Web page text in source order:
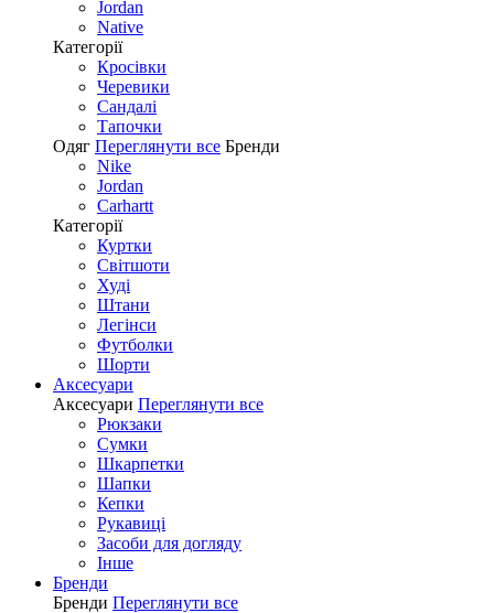
Jordan
Native
Категорії
Кросівки
Черевики
Сандалі
Tапочки
Одяг Переглянути все Бренди
Nike
Jordan
Carhartt
Категорії
Куртки
Світшоти
Худі
Штани
Легінси
Футболки
Шорти
Аксесуари
Аксесуари Переглянути все
Рюкзаки
Сумки
Шкарпетки
Шапки
Кепки
Рукавиці
Засоби для догляду
Інше
Бренди
Бренди Переглянути все